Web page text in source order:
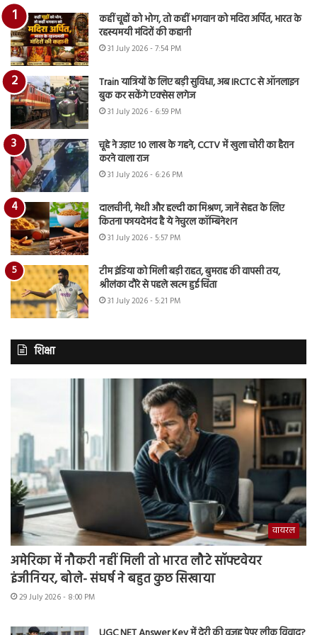
कहीं चूहों को भोग, तो कहीं भगवान को मदिरा अर्पित, भारत के
रहस्यमयी मंदिरों की कहानी
31 July 2026 - 7:54 PM
Train यात्रियों के लिए बड़ी सुविधा, अब IRCTC से ऑनलाइन
बुक कर सकेंगे एक्सेस लगेज
31 July 2026 - 6:59 PM
चूहे ने उड़ाए 10 लाख के गहने, CCTV में खुला चोरी का हैरान
करने वाला राज
31 July 2026 - 6:26 PM
दालचीनी, मेथी और हल्दी का मिश्रण, जानें सेहत के लिए
कितना फायदेमंद है ये नेचुरल कॉम्बिनेशन
31 July 2026 - 5:57 PM
टीम इंडिया को मिली बड़ी राहत, बुमराह की वापसी तय,
श्रीलंका दौरे से पहले खत्म हुई चिंता
31 July 2026 - 5:21 PM
शिक्षा
वायरल
अमेरिका में नौकरी नहीं मिली तो भारत लौटे सॉफ्टवेयर
इंजीनियर, बोले- संघर्ष ने बहुत कुछ सिखाया
29 July 2026 - 8:00 PM